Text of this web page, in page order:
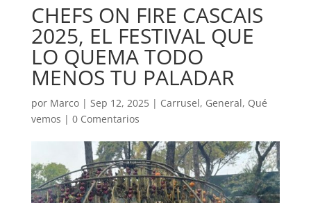
CHEFS ON FIRE CASCAIS
2025, EL FESTIVAL QUE
LO QUEMA TODO
MENOS TU PALADAR
por Marco| Sep 12, 2025| Carrusel, General, Qué
vemos | 0 Comentarios